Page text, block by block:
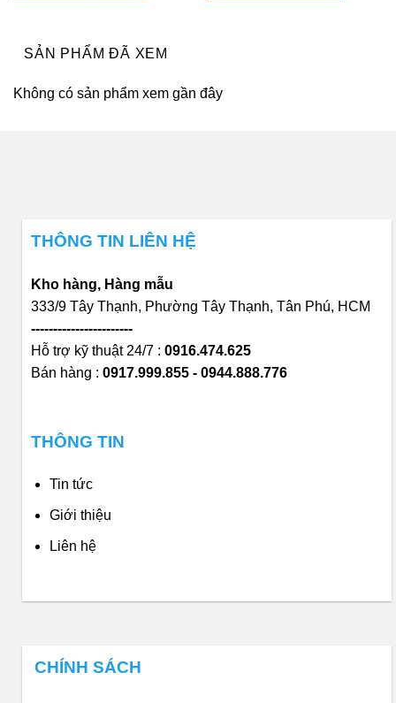
SẢN PHẨM ĐÃ XEM
Không có sản phẩm xem gần đây
THÔNG TIN LIÊN HỆ
Kho hàng, Hàng mẫu
333/9 Tây Thạnh, Phường Tây Thạnh, Tân Phú, HCM
-----------------------
Hỗ trợ kỹ thuật 24/7 : 0916.474.625
Bán hàng : 0917.999.855 - 0944.888.776
THÔNG TIN
Tin tức
Giới thiệu
Liên hệ
CHÍNH SÁCH